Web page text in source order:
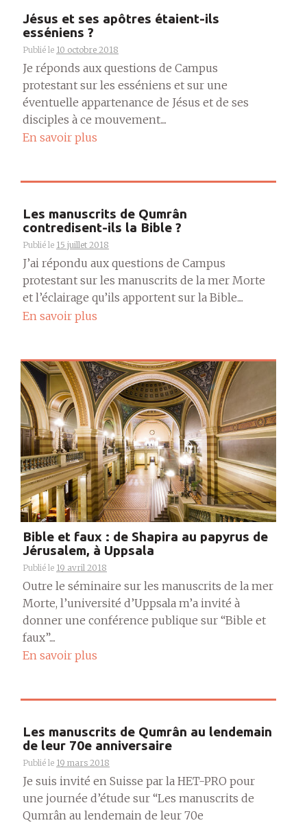
Jésus et ses apôtres étaient-ils
esséniens ?
Publié le 10 octobre 2018
Je réponds aux questions de Campus
protestant sur les esséniens et sur une
éventuelle appartenance de Jésus et de ses
disciples à ce mouvement....
En savoir plus
Les manuscrits de Qumrân
contredisent-ils la Bible ?
Publié le 15 juillet 2018
J’ai répondu aux questions de Campus
protestant sur les manuscrits de la mer Morte
et l’éclairage qu’ils apportent sur la Bible....
En savoir plus
Bible et faux : de Shapira au papyrus de
Jérusalem, à Uppsala
Publié le 19 avril 2018
Outre le séminaire sur les manuscrits de la mer
Morte, l’université d’Uppsala m’a invité à
donner une conférence publique sur “Bible et
faux”....
En savoir plus
Les manuscrits de Qumrân au lendemain
de leur 70e anniversaire
Publié le 19 mars 2018
Je suis invité en Suisse par la HET-PRO pour
une journée d’étude sur “Les manuscrits de
Qumrân au lendemain de leur 70e